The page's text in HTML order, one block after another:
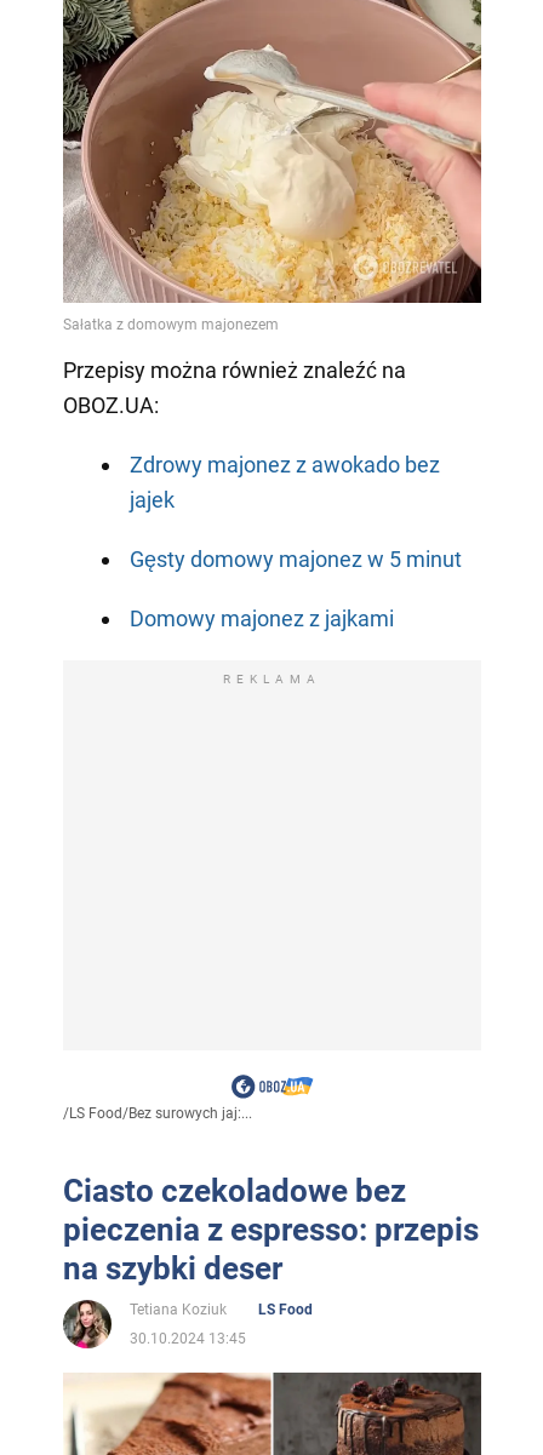
Przepisy można również znaleźć na
OBOZ.UA:
Zdrowy majonez z awokado bez
jajek
Gęsty domowy majonez w 5 minut
Domowy majonez z jajkami
REKLAMA
/LS Food/Bez surowych jaj:...
Ciasto czekoladowe bez
pieczenia z espresso: przepis
na szybki deser
Tetiana Koziuk
LS Food
30.10.2024 13:45